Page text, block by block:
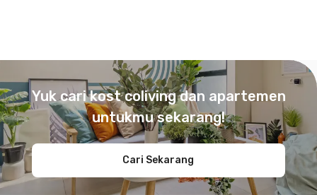
Yuk cari kost coliving dan apartemen
untukmu sekarang!
Cari Sekarang